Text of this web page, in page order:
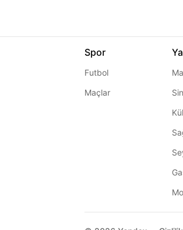
Spor
Futbol
Maçlar